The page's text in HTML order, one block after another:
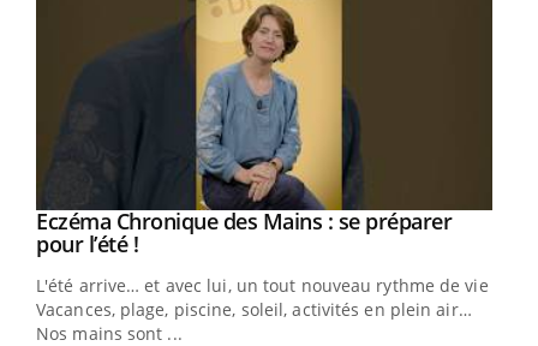
Youtube
Eczéma Chronique des Mains : se préparer
pour l’été !Youtube
L'été arrive… et avec lui, un tout nouveau rythme de vie !
Vacances, plage, piscine, soleil, activités en plein air…
Nos mains sont ...